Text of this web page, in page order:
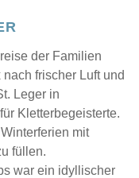
der Familien
frischer Luft und
Leger in
Kletterbegeisterte.
mit
füllen.
war ein idyllischer